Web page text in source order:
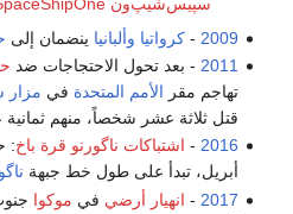
2009
-كرواتيا وألبانيا ينضمان إلى
2011 - بعد تحول الاحتجاجات ضد
تهاجم مقر الأمم المتحدة في
قتل ثلاثة عشر شخصاً، منهم ثمانية
2016
- اشتباكات ناگورنو قرة باخ:
أبريل، تبدأ على طول خط جبهة
2017
- انهيار أرضي في موكوا